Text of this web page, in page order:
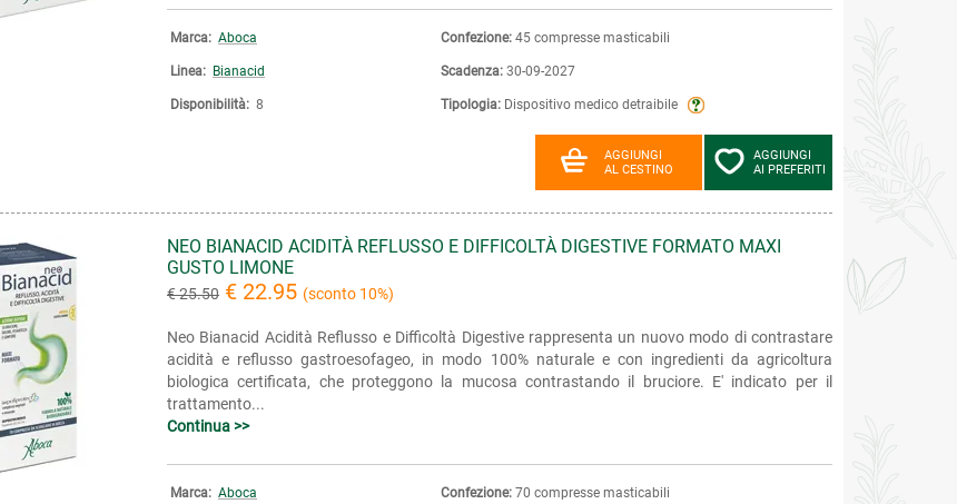
Marca: Aboca
Linea: Bianacid
Disponibilità: 8
Confezione: 45 compresse masticabili
Scadenza: 30-09-2027
Tipologia: Dispositivo medico detraibile
AGGIUNGI
AL CESTINO
AGGIUNGI
AI PREFERITI
NEO BIANACID ACIDITÀ REFLUSSO E DIFFICOLTÀ DIGESTIVE FORMATO MAXI
GUSTO LIMONE
€ 25.50 € 22.95 (sconto 10%)
Neo Bianacid Acidità Reflusso e Difficoltà Digestive rappresenta un nuovo modo di contrastare
acidità e reflusso gastroesofageo, in modo 100% naturale e con ingredienti da agricoltura
biologica certificata, che proteggono la mucosa contrastando il bruciore. E' indicato per il
trattamento...
Continua >>
Marca: Aboca Confezione: 70 compresse masticabili